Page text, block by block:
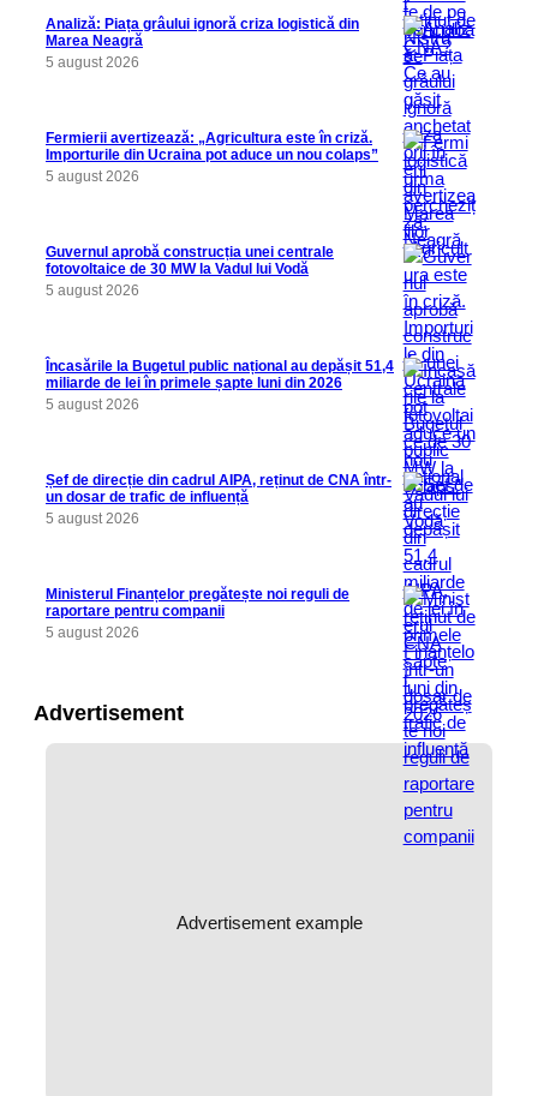
Analiză: Piața grâului ignoră criza logistică din
Marea Neagră
5 august 2026
Fermierii avertizează: „Agricultura este în criză.
Importurile din Ucraina pot aduce un nou colaps”
5 august 2026
Guvernul aprobă construcția unei centrale
fotovoltaice de 30 MW la Vadul lui Vodă
5 august 2026
Încasările la Bugetul public național au depășit 51,4
miliarde de lei în primele șapte luni din 2026
5 august 2026
Șef de direcție din cadrul AIPA, reținut de CNA într-
un dosar de trafic de influență
5 august 2026
Ministerul Finanțelor pregătește noi reguli de
raportare pentru companii
5 august 2026
Advertisement
Advertisement example